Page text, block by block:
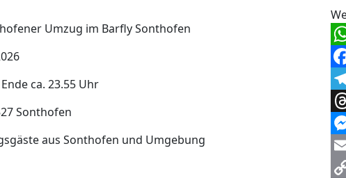
Umzug im Barfly Sonthofen
ca. 23.55 Uhr
Sonthofen
aus Sonthofen und Umgebung